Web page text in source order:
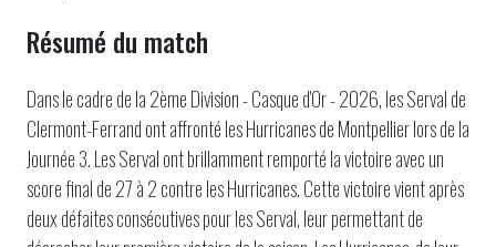
Résumé du match
Dans le cadre de la 2ème Division - Casque d'Or - 2026, les Serval de
Clermont-Ferrand ont affronté les Hurricanes de Montpellier lors de la
Journée 3. Les Serval ont brillamment remporté la victoire avec un
score final de 27 à 2 contre les Hurricanes. Cette victoire vient après
deux défaites consécutives pour les Serval, leur permettant de